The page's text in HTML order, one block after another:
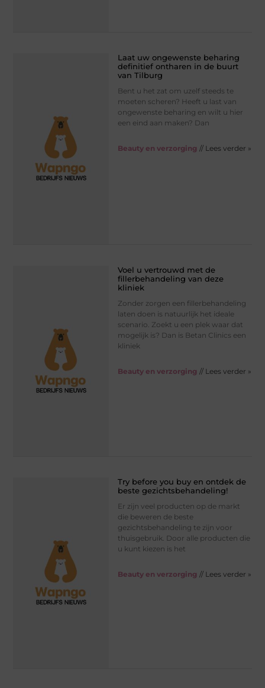
Laat uw ongewenste beharing
definitief ontharen in de buurt
van Tilburg
Bent u het zat om uzelf steeds te
moeten scheren? Heeft u last van
ongewenste beharing en wilt u hier
een eind aan maken? Dan
Beauty en verzorging // Lees verder »
Voel u vertrouwd met de
fillerbehandeling van deze
kliniek
Zonder zorgen een fillerbehandeling
laten doen is natuurlijk het ideale
scenario. Zoekt u een plek waar dat
mogelijk is? Dan is Betan Clinics een
kliniek
Beauty en verzorging // Lees verder »
Try before you buy en ontdek de
beste gezichtsbehandeling!
Er zijn veel producten op de markt
die beweren de beste
gezichtsbehandeling te zijn voor
thuisgebruik. Door alle producten die
u kunt kiezen is het
Beauty en verzorging // Lees verder »